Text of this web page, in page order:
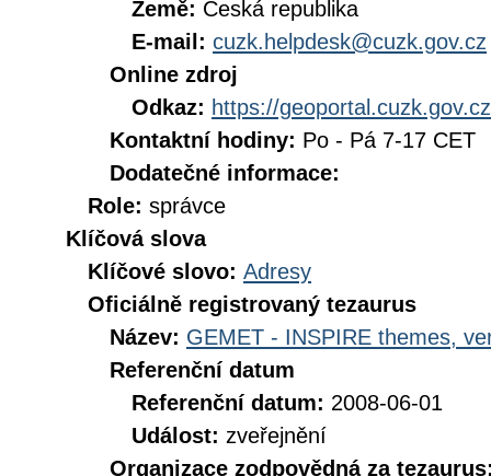
Země: Česká republika
E-mail: cuzk.helpdesk@cuzk.gov.cz
Online zdroj
Odkaz: https://geoportal.cuzk.gov.cz
Kontaktní hodiny: Po - Pá 7-17 CET
Dodatečné informace:
Role: správce
Klíčová slova
Klíčové slovo: Adresy
Oficiálně registrovaný tezaurus
Název: GEMET - INSPIRE themes,
Referenční datum
Referenční datum: 2008-06-01
Událost: zveřejnění
Organizace zodpovědná za